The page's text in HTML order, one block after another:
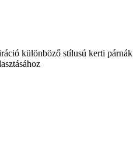
különböző stílusú kerti párnák